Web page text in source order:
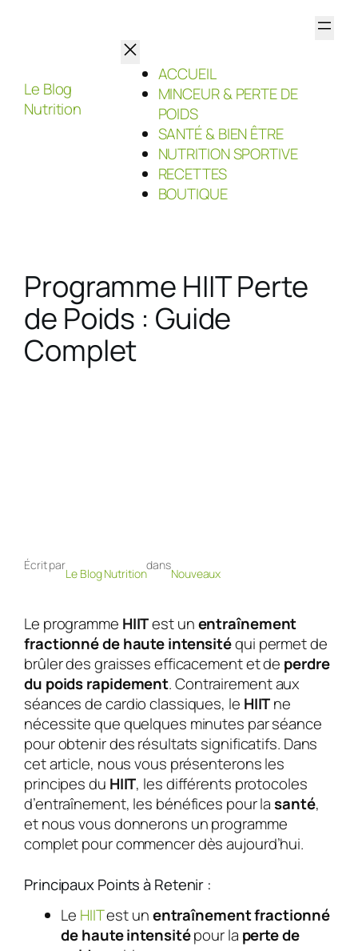
Le Blog
Nutrition
ACCUEIL
MINCEUR & PERTE DE
POIDS
SANTÉ & BIEN ÊTRE
NUTRITION SPORTIVE
RECETTES
BOUTIQUE
Programme HIIT Perte
de Poids : Guide
Complet
Écrit par
Le Blog Nutrition
dans
Nouveaux
Le programme HIITest unentraînement
fractionné de haute intensitéqui permet de
brûler des graisses efficacement et de perdre
du poids rapidement. Contrairement aux
séances de cardio classiques, le HIITne
nécessite que quelques minutes par séance
pour obtenir des résultats significatifs. Dans
cet article, nous vous présenterons les
principes du HIIT, les différents protocoles
d’entraînement, les bénéfices pour lasanté,
et nous vous donnerons un programme
complet pour commencer dès aujourd’hui.
Principaux Points à Retenir :
Le HIITest unentraînement fractionné
de haute intensitépour la perte de